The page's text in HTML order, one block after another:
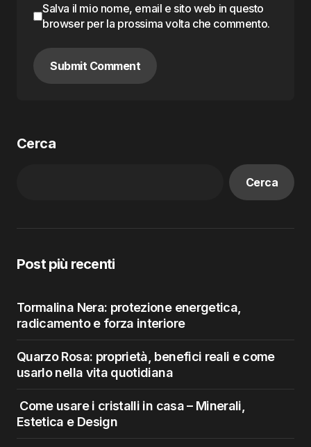
Salva il mio nome, email e sito web in questo
browser per la prossima volta che commento.
Submit Comment
Cerca
Cerca
Post più recenti
Tormalina Nera: protezione energetica,
radicamento e forza interiore
Quarzo Rosa: proprietà, benefici reali e come
usarlo nella vita quotidiana
Come usare i cristalli in casa – Minerali,
Estetica e Design